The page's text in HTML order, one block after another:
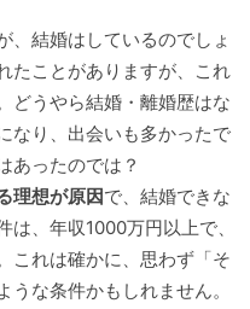
、結婚はしているのでしょ
たことがありますが、これ
どうやら結婚・離婚歴はな
なり、出会いも多かったで
あったのでは？
理想が原因で、結婚できな
、年収1000万円以上で、
これは確かに、思わず「そ
な条件かもしれません。